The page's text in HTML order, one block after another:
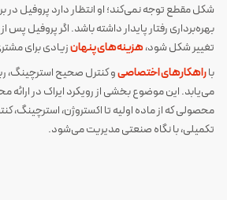
شکل مقطع توجه نمی‌کند؛ او انتظار دارد پروفیل در
بهره‌برداری رفتار پایدار داشته باشد. اگر پروفیل پس
تغییر شکل شود،هزینه‌های پنهانزیادی برای
باراهکارهای اختصاصیو کنترل صحیح
می‌یابد. این موضوع بخشی از رویکرد ایراک در
محصولی که از ماده اولیه تا اکستروژن، استرچینگ،
تکمیلی، با نگاه صنعتی مدیریت می‌شود.